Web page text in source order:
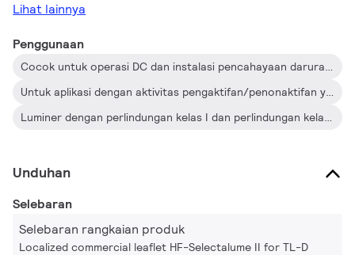
Lihat lainnya
Penggunaan
Cocok untuk operasi DC dan instalasi pencahayaan darurat; kepatuhan penuh dengan persyaratan pencahayaan darurat yang sesuai dengan EN 61347-2-3 -lampiran J
Untuk aplikasi dengan aktivitas pengaktifan/penonaktifan yang tinggi, misalnya bila perangkat kontrol deteksi gerakan digunakan
Luminer dengan perlindungan kelas I dan perlindungan kelas II digunakan di gedung perkantoran, rumah sakit, supermarket, department store, pabrik, dan sekolah
Unduhan
Selebaran
Selebaran rangkaian produk
Localized commercial leaflet HF-Selectalume II for TL-D